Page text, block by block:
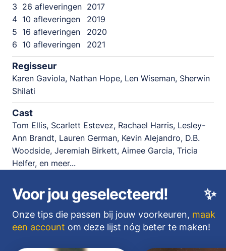
3 26 afleveringen 2017
4 10 afleveringen
2019
5 16 afleveringen
2020
6 10 afleveringen 2021
Regisseur
Karen Gaviola, Nathan Hope, Len Wiseman, Sherwin
Shilati
Cast
Tom Ellis, Scarlett Estevez, Rachael Harris, Lesley-
Ann Brandt, Lauren German, Kevin Alejandro, D.B.
Woodside, Jeremiah Birkett, Aimee Garcia, Tricia
Helfer, en meer...
✨
Voor jou geselecteerd!
Onze tips die passen bij jouw voorkeuren, maak
een account om deze lijst nóg beter te maken!